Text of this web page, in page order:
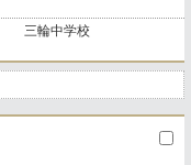
三輪中学校